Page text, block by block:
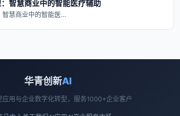
智慧商业中的智能医疗辅助
智慧商业中的智能医…
华青创新AI
应用与企业数字化转型，服务1000+企业客户